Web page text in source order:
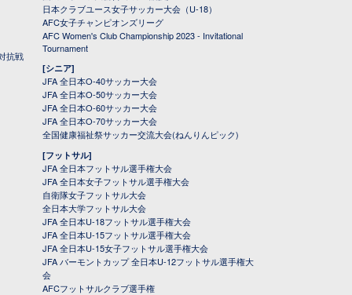
抗戦
日本クラブユース女子サッカー大会（U-18）
AFC女子チャンピオンズリーグ
AFC Women's Club Championship 2023 - Invitational
Tournament
[シニア]
JFA 全日本O-40サッカー大会
JFA 全日本O-50サッカー大会
JFA 全日本O-60サッカー大会
JFA 全日本O-70サッカー大会
全国健康福祉祭サッカー交流大会(ねんりんピック)
[フットサル]
JFA 全日本フットサル選手権大会
JFA 全日本女子フットサル選手権大会
自衛隊女子フットサル大会
全日本大学フットサル大会
JFA 全日本U-18フットサル選手権大会
JFA 全日本U-15フットサル選手権大会
JFA 全日本U-15女子フットサル選手権大会
JFA バーモントカップ 全日本U-12フットサル選手権大
会
AFCフットサルクラブ選手権